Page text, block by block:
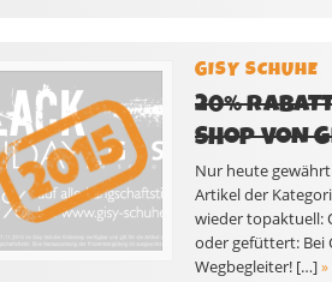
GISY SCHUHE
20%
SHOP VON
Nur heute gewährt
Artikel der
wieder topaktuell:
oder gefüttert: Bei
Wegbegleiter! […]